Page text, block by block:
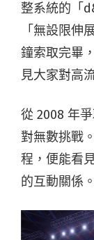
整系統的「
「無設限伸
鐘索取完畢
見大家對高
從 2008 年
對無數挑戰
程，便能看
的互動關係。